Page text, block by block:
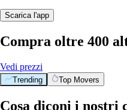
Scarica l'app
Compra oltre 400
Vedi prezzi
Trending Top Movers
Cosa diconi i nostri